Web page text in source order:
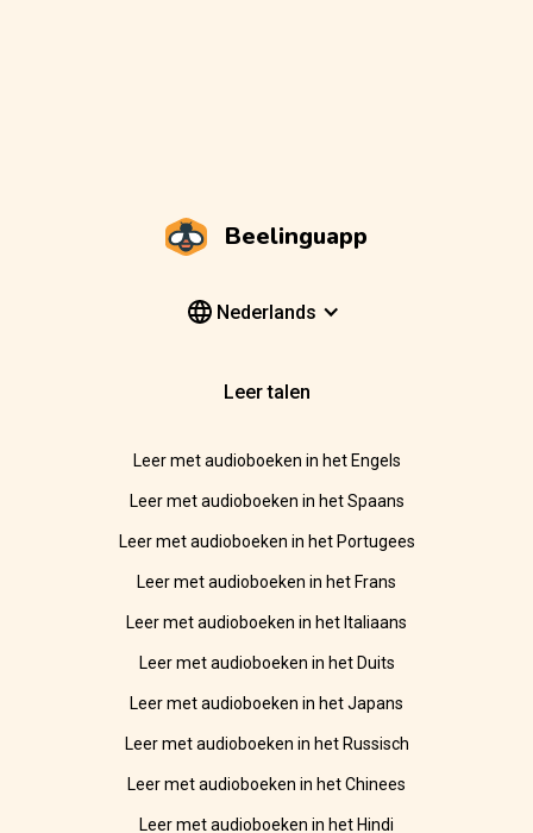
Beelinguapp
Nederlands
Leer talen
Leer met audioboeken in het Engels
Leer met audioboeken in het Spaans
Leer met audioboeken in het Portugees
Leer met audioboeken in het Frans
Leer met audioboeken in het Italiaans
Leer met audioboeken in het Duits
Leer met audioboeken in het Japans
Leer met audioboeken in het Russisch
Leer met audioboeken in het Chinees
Leer met audioboeken in het Hindi